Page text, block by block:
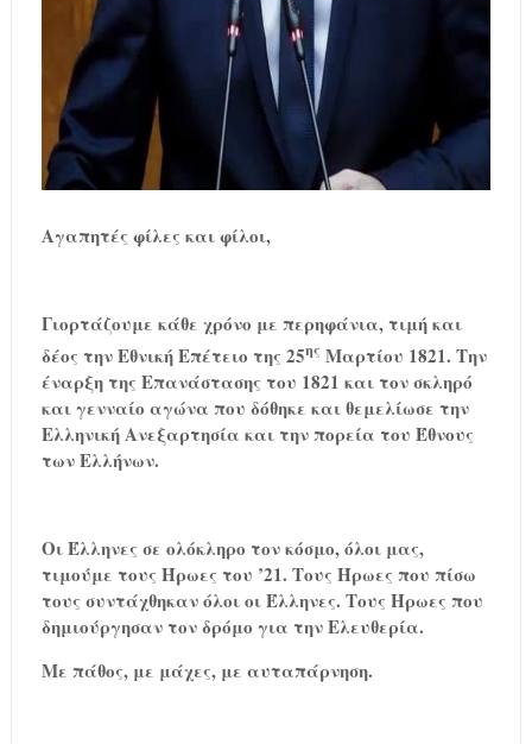
Αγαπητές φίλες και φίλοι,
Γιορτάζουμε κάθε χρόνο με περηφάνια, τιμή και
δέος την Εθνική Επέτειο της 25ης Μαρτίου 1821. Την
έναρξη της Επανάστασης του 1821 και τον σκληρό
και γενναίο αγώνα που δόθηκε και θεμελίωσε την
Ελληνική Ανεξαρτησία και την πορεία του Έθνους
των Ελλήνων.
Οι Έλληνες σε ολόκληρο τον κόσμο, όλοι μας,
τιμούμε τους Ήρωες του ’21. Τους Ήρωες που πίσω
τους συντάχθηκαν όλοι οι Έλληνες. Τους Ήρωες που
δημιούργησαν τον δρόμο για την Ελευθερία.
Με πάθος, με μάχες, με αυταπάρνηση.